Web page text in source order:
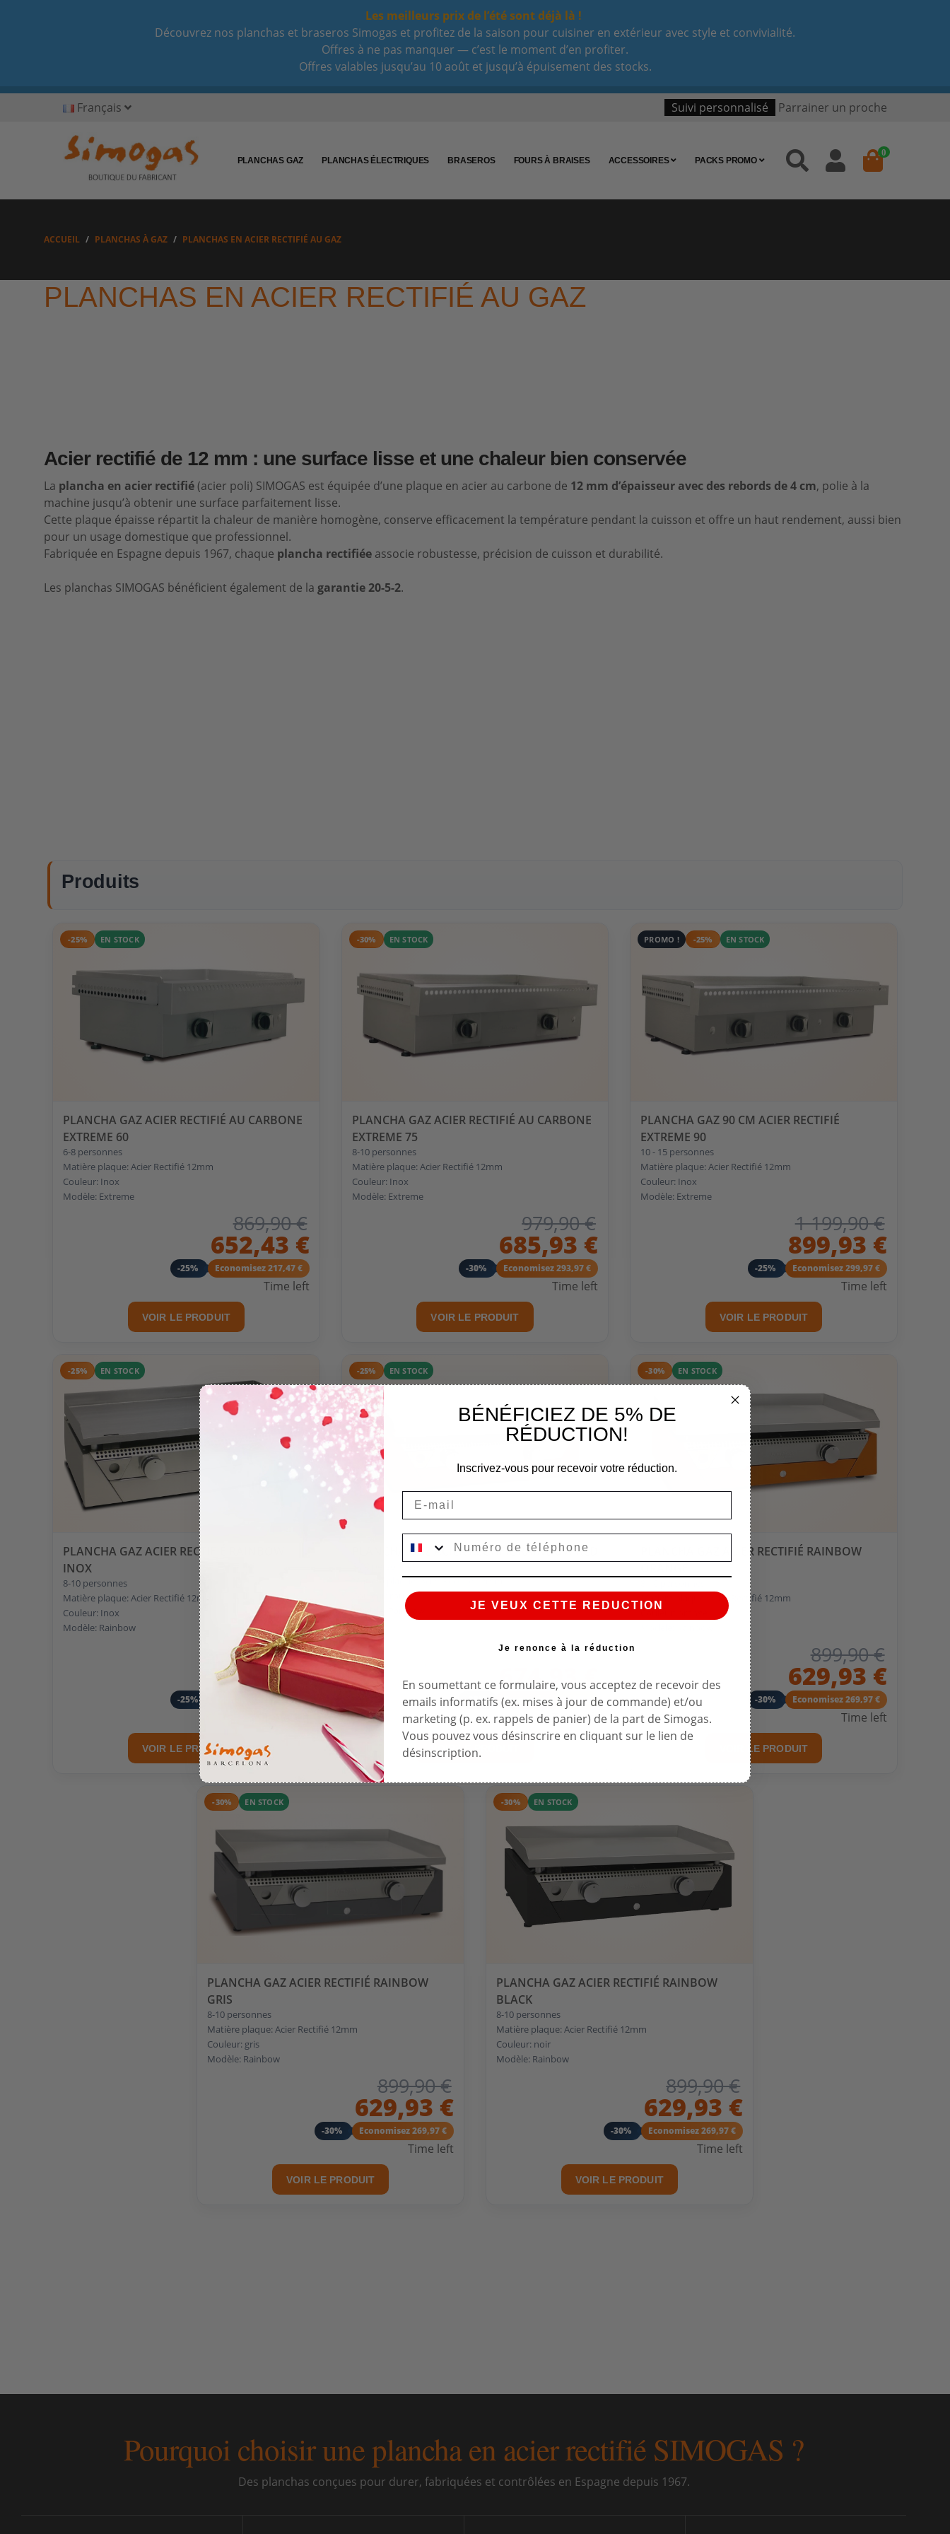
Les meilleurs prix de l’été sont déjà là !
Découvrez nos planchas et braseros Simogas et profitez de la saison pour cuisiner en extérieur avec style et convivialité.
Offres à ne pas manquer — c’est le moment d’en profiter.
Offres valables jusqu’au 10 août et jusqu’à épuisement des stocks.
Français Suivi personnalisé Parrainer un proche
PLANCHAS GAZ PLANCHAS ÉLECTRIQUES BRASEROS FOURS À BRAISES ACCESSOIRES PACKS PROMO
0
ACCUEIL PLANCHAS À GAZ PLANCHAS EN ACIER RECTIFIÉ AU GAZ
PLANCHAS EN ACIER RECTIFIÉ AU GAZ
Acier rectifié de 12 mm : une surface lisse et une chaleur bien conservée
La plancha en acier rectifié (acier poli) SIMOGAS est équipée d’une plaque en acier au carbone de 12 mm d’épaisseur avec des rebords de 4 cm, polie à la
machine jusqu’à obtenir une surface parfaitement lisse.
Cette plaque épaisse répartit la chaleur de manière homogène, conserve efficacement la température pendant la cuisson et offre un haut rendement, aussi bien
pour un usage domestique que professionnel.
Fabriquée en Espagne depuis 1967, chaque plancha rectifiée associe robustesse, précision de cuisson et durabilité.
Les planchas SIMOGAS bénéficient également de la garantie 20-5-2.
Produits
-25% EN STOCK
PLANCHA GAZ ACIER RECTIFIÉ AU CARBONE
EXTREME 60
6-8 personnes
Matière plaque: Acier Rectifié 12mm
Couleur: Inox
Modèle: Extreme
869,90 €
652,43 €
-25% Economisez 217,47 €
Time left
VOIR LE PRODUIT
-30% EN STOCK
PLANCHA GAZ ACIER RECTIFIÉ AU CARBONE
EXTREME 75
8-10 personnes
Matière plaque: Acier Rectifié 12mm
Couleur: Inox
Modèle: Extreme
979,90 €
685,93 €
-30% Economisez 293,97 €
Time left
VOIR LE PRODUIT
PROMO ! -25% EN STOCK
PLANCHA GAZ 90 CM ACIER RECTIFIÉ
EXTREME 90
10 - 15 personnes
Matière plaque: Acier Rectifié 12mm
Couleur: Inox
Modèle: Extreme
1 199,90 €
899,93 €
-25% Economisez 299,97 €
Time left
VOIR LE PRODUIT
-25% EN STOCK
PLANCHA GAZ ACIER RECTIFIÉ RAINBOW
INOX
8-10 personnes
Matière plaque: Acier Rectifié 12mm
Couleur: Inox
Modèle: Rainbow
949,90 €
712,43 €
-25% Economisez 237,47 €
VOIR LE PRODUIT
-25% EN STOCK
PLANCHA GAZ ACIER RECTIFIÉ RAINBOW RED
8-10 personnes
Matière plaque: Acier Rectifié 12mm
Couleur: rouge
Modèle: Rainbow
899,90 €
674,93 €
-25% Economisez 224,97 €
Time left
VOIR LE PRODUIT
-30% EN STOCK
PLANCHA GAZ ACIER RECTIFIÉ RAINBOW
Matière plaque: Acier Rectifié 12mm
Couleur: orange
899,90 €
629,93 €
-30% Economisez 269,97 €
Time left
VOIR LE PRODUIT
-30% EN STOCK
PLANCHA GAZ ACIER RECTIFIÉ RAINBOW
GRIS
8-10 personnes
Matière plaque: Acier Rectifié 12mm
Couleur: gris
Modèle: Rainbow
899,90 €
629,93 €
-30% Economisez 269,97 €
Time left
VOIR LE PRODUIT
-30% EN STOCK
PLANCHA GAZ ACIER RECTIFIÉ RAINBOW
BLACK
8-10 personnes
Matière plaque: Acier Rectifié 12mm
Couleur: noir
Modèle: Rainbow
899,90 €
629,93 €
-30% Economisez 269,97 €
Time left
VOIR LE PRODUIT
Pourquoi choisir une plancha en acier rectifié SIMOGAS ?
Des planchas conçues pour durer, fabriquées et contrôlées en Espagne depuis 1967.
BÉNÉFICIEZ DE 5% DE
RÉDUCTION!
Inscrivez-vous pour recevoir votre réduction.
JE VEUX CETTE REDUCTION
Je renonce à la réduction
En soumettant ce formulaire, vous acceptez de recevoir des
emails informatifs (ex. mises à jour de commande) et/ou
marketing (p. ex. rappels de panier) de la part de Simogas.
Vous pouvez vous désinscrire en cliquant sur le lien de
désinscription.